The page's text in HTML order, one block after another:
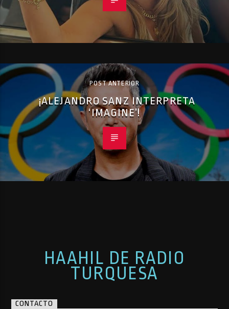
POST ANTERIOR
¡ALEJANDRO SANZ INTERPRETA
‘IMAGINE’!
HAAHIL DE RADIO
TURQUESA
CONTACTO